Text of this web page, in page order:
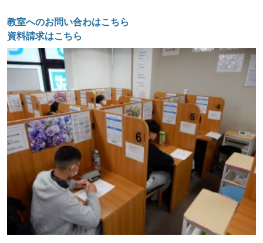
教室へのお問い合わはこちら
資料請求はこちら